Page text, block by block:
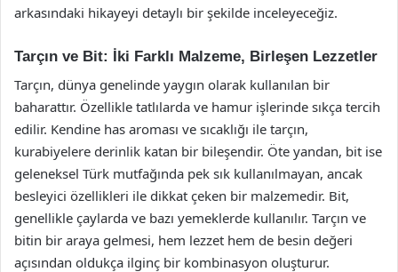
arkasındaki hikayeyi detaylı bir şekilde inceleyeceğiz.
Tarçın ve Bit: İki Farklı Malzeme, Birleşen Lezzetler
Tarçın, dünya genelinde yaygın olarak kullanılan bir
baharattır. Özellikle tatlılarda ve hamur işlerinde sıkça tercih
edilir. Kendine has aroması ve sıcaklığı ile tarçın,
kurabiyelere derinlik katan bir bileşendir. Öte yandan, bit ise
geleneksel Türk mutfağında pek sık kullanılmayan, ancak
besleyici özellikleri ile dikkat çeken bir malzemedir. Bit,
genellikle çaylarda ve bazı yemeklerde kullanılır. Tarçın ve
bitin bir araya gelmesi, hem lezzet hem de besin değeri
açısından oldukça ilginç bir kombinasyon oluşturur.